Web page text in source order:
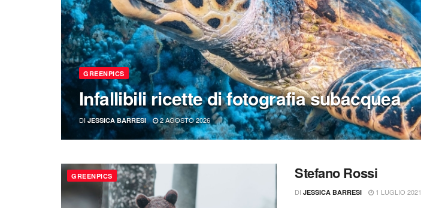
GREENPICS
Infallibili ricette di fotografia subacquea
DI JESSICA BARRESI 2 AGOSTO 2026
GREENPICS Stefano Rossi
DI JESSICA BARRESI 1 LUGLIO 2021